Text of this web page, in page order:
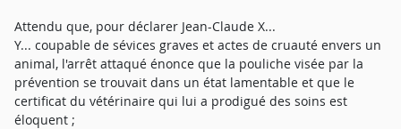
Attendu que, pour déclarer Jean-Claude X...
Y... coupable de sévices graves et actes de cruauté envers un
animal, l'arrêt attaqué énonce que la pouliche visée par la
prévention se trouvait dans un état lamentable et que le
certificat du vétérinaire qui lui a prodigué des soins est
éloquent ;